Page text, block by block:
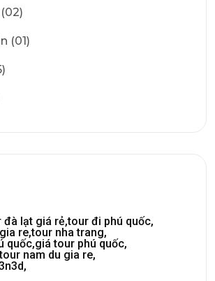
(01)
đà lạt giá rẻ,tour đi phú quốc,
re,tour nha trang,
quốc,giá tour phú quốc,
tour nam du gia re,